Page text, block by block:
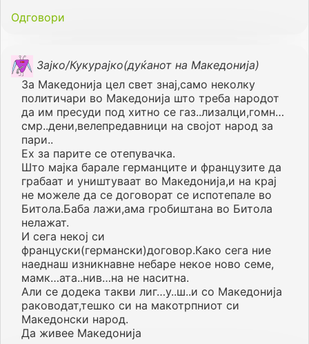
Одговори
Зајко/Кукурајко(дуќанот на Македонија)
За Македонија цел свет знај,само неколку
политичари во Македонија што треба народот
да им пресуди под хитно се газ..лизалци,гомн…
смр..дени,велепредавници на својот народ за
пари..
Ех за парите се отепувачка.
Што мајка барале германците и французите да
грабаат и уништуваат во Македонија,и на крај
не можеле да се договорат се испотепале во
Битола.Баба лажи,ама гробиштана во Битола
нелажат.
И сега некој си
француски(германски)договор.Како сега ние
наеднаш изникнавне небаре некое ново семе,
мамк…ата..нив…на не наситна.
Али се додека такви лиг…у..ш..и со Македонија
раководат,тешко си на макотрпниот си
Македонски народ.
Да живее Македонија